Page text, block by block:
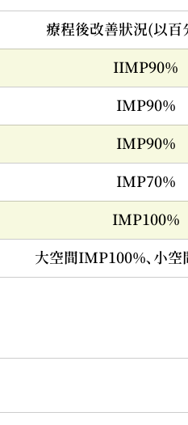
療程後改善狀況(以百
IIMP90%
IMP90%
IMP90%
IMP70%
IMP100%
大空間IMP100%、小